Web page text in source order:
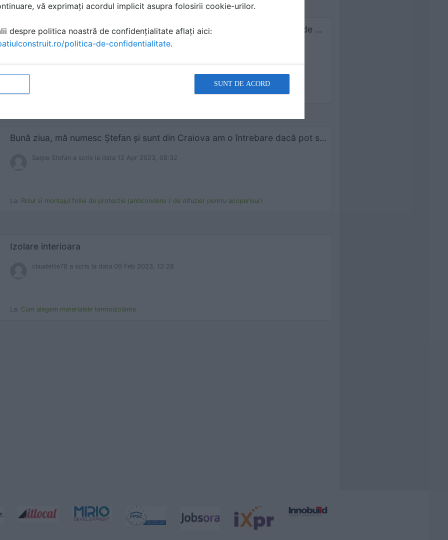
Bilka. Buna ziua Am și eu o întrebare.O firma mi a înlocuit țigla cu tabla de pe acoperis.Nu au dat decit țigla jos raminind șipcile vechi peste care au bătut altele noi,peste care au pus o folie de
IonutMares125 a scris la data 17 Aug 2024, 13:18
La:Cele mai frecvente greşeli făcute de montatorii de acoperişuri – partea 1
Bună ziua, mă numesc Ștefan și sunt din Craiova am o întrebare dacă pot să montez 2 folii una peste alta
Sarpe Stefan a scris la data 12 Apr 2023, 08:32
La: Rolul si montajul foliei de protectie (anticondens / de difuzie) pentru acoperisuri
Izolare interioara
claudette78 a scris la data 09 Feb 2023, 12:28
La: Cum alegem materialele termoizolante
vă exprimați acordul implicit asupra folosirii cookie-urilor.
despre politica noastră de confidențialitate aflați aici:
politica-de-confidentialitate.
SUNT DE ACORD